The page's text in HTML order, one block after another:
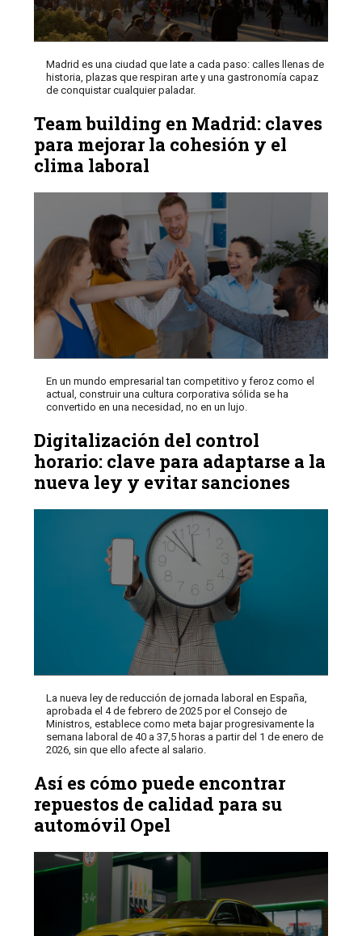
Madrid es una ciudad que late a cada paso: calles llenas de
historia, plazas que respiran arte y una gastronomía capaz
de conquistar cualquier paladar.
Team building en Madrid: claves
para mejorar la cohesión y el
clima laboral
En un mundo empresarial tan competitivo y feroz como el
actual, construir una cultura corporativa sólida se ha
convertido en una necesidad, no en un lujo.
Digitalización del control
horario: clave para adaptarse a la
nueva ley y evitar sanciones
La nueva ley de reducción de jornada laboral en España,
aprobada el 4 de febrero de 2025 por el Consejo de
Ministros, establece como meta bajar progresivamente la
semana laboral de 40 a 37,5 horas a partir del 1 de enero de
2026, sin que ello afecte al salario.
Así es cómo puede encontrar
repuestos de calidad para su
automóvil Opel